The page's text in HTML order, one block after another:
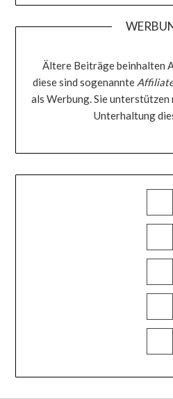
Ältere Beiträge beinhalten
diese sind sogenannte
als Werbung. Sie unterstützen
Unterhaltung